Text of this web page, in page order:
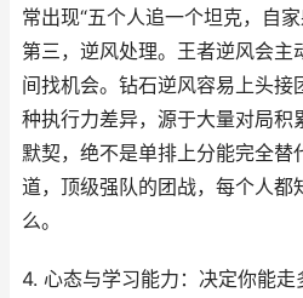
常出现“五个人追一个坦克，自
第三，逆风处理。王者逆风会主
间找机会。钻石逆风容易上头接
种执行力差异，源于大量对局积
默契，绝不是单排上分能完全替
道，顶级强队的团战，每个人都
么。
4. 心态与学习能力：决定你能走